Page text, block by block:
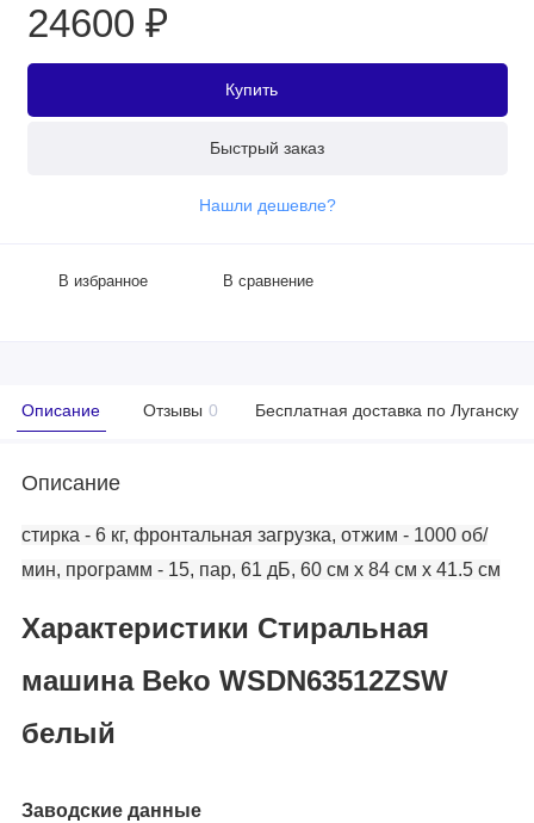
24600 ₽
Купить
Быстрый заказ
Нашли дешевле?
В избранное В сравнение
Описание Отзывы 0 Бесплатная доставка по Луганску
Описание
стирка - 6 кг, фронтальная загрузка, отжим - 1000 об/
мин, программ - 15, пар, 61 дБ, 60 см x 84 см x 41.5 см
Характеристики Стиральная
машина Beko WSDN63512ZSW
белый
Заводские данные